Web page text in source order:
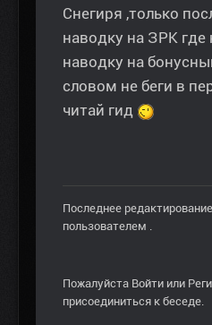
Снегиря ,только
наводку на ЗРК
наводку на
словом не беги в
читай гид
Последнее
пользователем .
Пожалуйста Войти или
присоединиться к беседе.